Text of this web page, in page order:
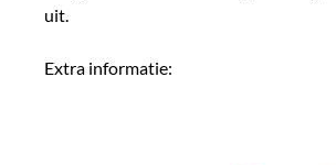
uit.
Extra informatie: